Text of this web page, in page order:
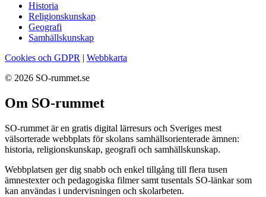
Historia
Religionskunskap
Geografi
Samhällskunskap
Cookies och GDPR | Webbkarta
© 2026 SO-rummet.se
Om SO-rummet
SO-rummet är en gratis digital lärresurs och Sveriges mest
välsorterade webbplats för skolans samhällsorienterade ämnen:
historia, religionskunskap, geografi och samhällskunskap.
Webbplatsen ger dig snabb och enkel tillgång till flera tusen
ämnestexter och pedagogiska filmer samt tusentals SO-länkar som
kan användas i undervisningen och skolarbeten.